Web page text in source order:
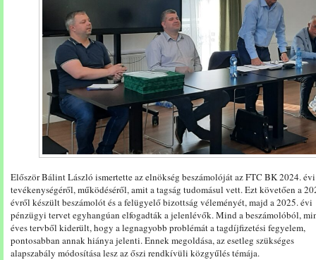
Először Bálint László ismertette az elnökség beszámolóját az FTC BK 2024. évi
tevékenységéről, működéséről, amit a tagság tudomásul vett. Ezt követően a
évről készült beszámolót és a felügyelő bizottság véleményét, majd a 2025. évi
pénzügyi tervet egyhangúan elfogadták a jelenlévők. Mind a beszámolóból,
éves tervből kiderült, hogy a legnagyobb problémát a tagdíjfizetési fegyelem,
pontosabban annak hiánya jelenti. Ennek megoldása, az esetleg szükséges
alapszabály módosítása lesz az őszi rendkívüli közgyűlés témája.